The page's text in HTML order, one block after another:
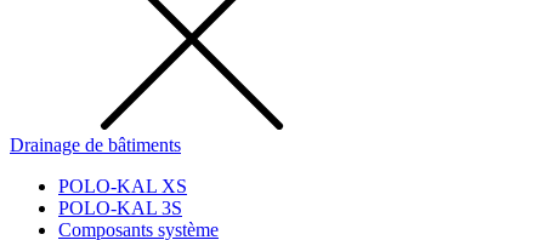
Drainage de bâtiments
POLO-KAL XS
POLO-KAL 3S
Composants système